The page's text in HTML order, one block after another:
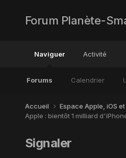
Forum Planète-
Naviguer
Forums Calendrier
Activité
Accueil Espace Apple, iOS
Apple : bientôt 1 milliard
Signaler